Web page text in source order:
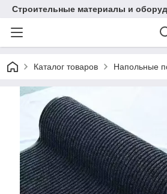
Строительные материалы и
Каталог товаров Напольные